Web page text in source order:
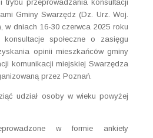
przeprowadzania konsultacji
Gminy Swarzędz (Dz. Urz. Woj.
w dniach 16-30 czerwca 2025 roku
konsultacje społeczne o zasięgu
opinii mieszkańców gminy
komunikacji miejskiej Swarzędza
przez Poznań.
udział osoby w wieku powyżej
w formie ankiety